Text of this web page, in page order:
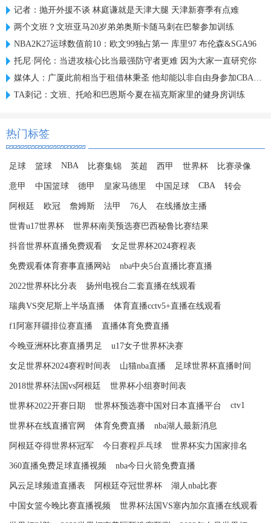
记者：抛开外援不谈 林庭谦就是天津大腿 天津新赛季有点难
两个文班？文班亚马20岁弟弟奥斯卡随马刺在巴黎参加训练
NBA2K27运球数值前10：欧文99独占第一 库里97 布伦森&SGA96
托尼·阿伦：当进攻核心比当最强防守者更难 因为大家一直研究你
媒体人：广厦此前相当于租借林秉圣 他却能以非自由身参加CBA选秀
TA刺记：文班、托哈和巴恩斯今夏在福克斯家里的健身房训练
热门标签
足球 篮球 NBA 比赛集锦 英超 西甲 世界杯 比赛录像
意甲 中国篮球 德甲 皇家马德里 中国足球 CBA 转会
阿根廷 欧冠 詹姆斯 法甲 76人 在线播放主播
世青u17世界杯 世界杯南美预选赛巴西秘鲁比赛结果
抖音世界杯直播免费观看 女足世界杯2024赛程表
免费观看体育赛事直播网站 nba中央5台直播比赛直播
2022世界杯比分表 扬州电视台二套直播在线观看
瑞典VS突尼斯上半场直播 体育直播cctv5+直播在线观看
f1阿塞拜疆排位赛直播 直播体育免费直播
今晚亚洲杯比赛直播男足 u17女子世界杯决赛
女足世界杯2024赛程时间表 山猫nba直播 足球世界杯直播时间
2018世界杯法国vs阿根廷 世界杯小组赛时间表
世界杯2022开赛日期 世界杯预选赛中国对日本直播平台 ctv1
世界杯在线直播官网 体育免费直播 nba湖人最新消息
阿根廷夺得世界杯冠军 今日赛程乒乓球 世界杯实力国家排名
360直播免费足球直播视频 nba今日火箭免费直播
风云足球频道直播表 阿根廷夺冠世界杯 湖人nba比赛
中国女篮今晚比赛直播视频 世界杯法国VS塞内加尔直播在线观看